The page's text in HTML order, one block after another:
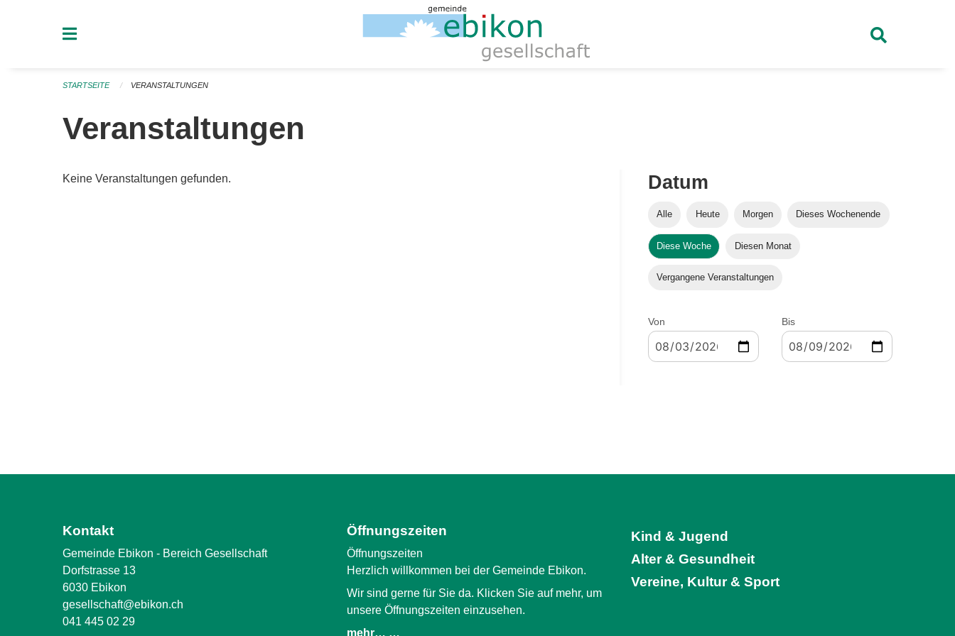
STARTSEITE VERANSTALTUNGEN
Veranstaltungen
Keine Veranstaltungen gefunden. Datum
Alle Heute Morgen Dieses Wochenende
Diese Woche Diesen Monat
Vergangene Veranstaltungen
Von Bis
Kontakt
Gemeinde Ebikon - Bereich Gesellschaft
Dorfstrasse 13
6030 Ebikon
gesellschaft@ebikon.ch
041 445 02 29
Öffnungszeiten
Öffnungszeiten
Herzlich willkommen bei der Gemeinde Ebikon.
Wir sind gerne für Sie da. Klicken Sie auf mehr, um
unsere Öffnungszeiten einzusehen.
mehr… …
Kind & Jugend
Alter & Gesundheit
Vereine, Kultur & Sport